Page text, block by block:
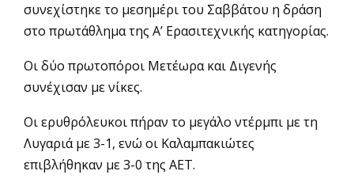
συνεχίστηκε το μεσημέρι του Σαββάτου η δράση
στο πρωτάθλημα της Α’ Ερασιτεχνικής κατηγορίας.
Οι δύο πρωτοπόροι Μετέωρα και Διγενής
συνέχισαν με νίκες.
Οι ερυθρόλευκοι πήραν το μεγάλο ντέρμπι με τη
Λυγαριά με 3-1, ενώ οι Καλαμπακιώτες
επιβλήθηκαν με 3-0 της ΑΕΤ.